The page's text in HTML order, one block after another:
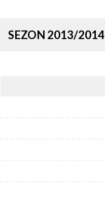
SEZON 2013/2014